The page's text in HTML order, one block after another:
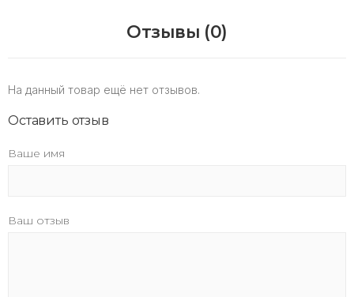
Отзывы (0)
На данный товар ещё нет отзывов.
Оставить отзыв
Ваше имя
Ваш отзыв